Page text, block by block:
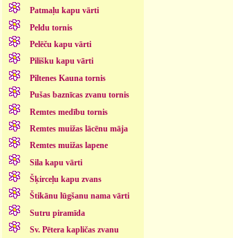
Patmaļu kapu vārti
Peldu tornis
Pelēču kapu vārti
Pilišku kapu vārti
Piltenes Kauna tornis
Pušas baznīcas zvanu tornis
Remtes medību tornis
Remtes muižas lācēnu māja
Remtes muižas lapene
Sila kapu vārti
Šķirceļu kapu zvans
Štikānu lūgšanu nama vārti
Sutru piramīda
Sv. Pētera kapličas zvanu